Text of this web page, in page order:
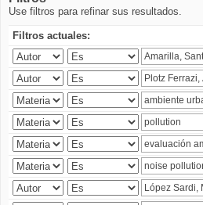
Use filtros para refinar sus resultados.
Filtros actuales: